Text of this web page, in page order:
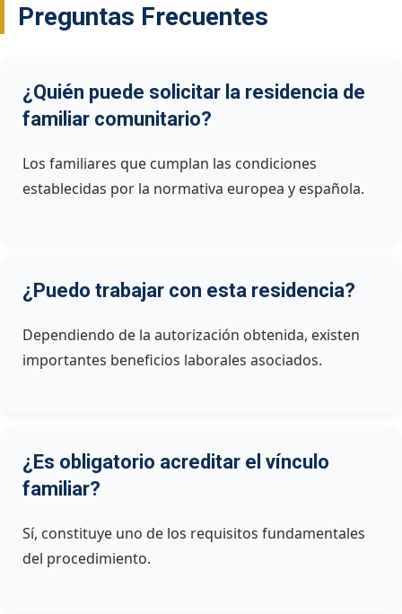
Preguntas Frecuentes
¿Quién puede solicitar la residencia de
familiar comunitario?
Los familiares que cumplan las condiciones
establecidas por la normativa europea y española.
¿Puedo trabajar con esta residencia?
Dependiendo de la autorización obtenida, existen
importantes beneficios laborales asociados.
¿Es obligatorio acreditar el vínculo
familiar?
Sí, constituye uno de los requisitos fundamentales
del procedimiento.